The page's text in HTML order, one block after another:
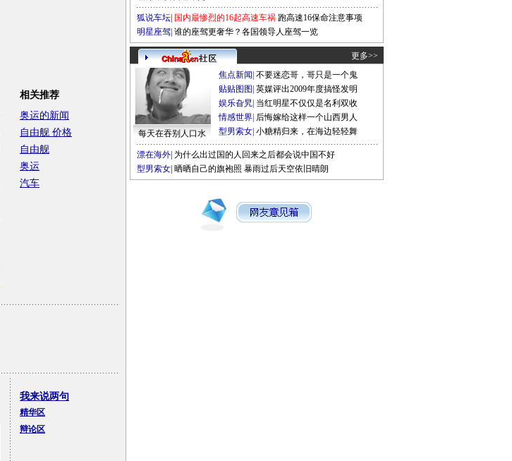
相关推荐
奥运的新闻
自由舰 价格
自由舰
奥运
汽车
我来说两句
精华区
辩论区
狐说车坛 国内最惨烈的16起高速车祸 跑高速16保命注意事项
明星座驾 谁的座驾更奢华？各国领导人座驾一览
更多>>
每天在吞别人口水
焦点新闻 不要迷恋哥，哥只是一个鬼
贴贴图图 英媒评出2009年度搞怪发明
娱乐旮旯 当红明星不仅仅是名利双收
情感世界 后悔嫁给这样一个山西男人
型男索女 小糖精归来，在海边轻轻舞
漂在海外 为什么出过国的人回来之后都会说中国不好
型男索女 晒晒自己的旗袍照 暴雨过后天空依旧晴朗